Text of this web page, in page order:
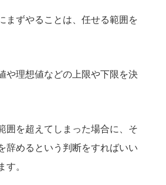
まずやることは、任せる範囲を
や理想値などの上限や下限を決
囲を超えてしまった場合に、そ
辞めるという判断をすればいい
す。